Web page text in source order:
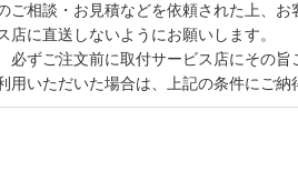
ご相談・お見積などを依頼された上、お
店に直送しないようにお願いします。
必ずご注文前に取付サービス店にその旨
用いただいた場合は、上記の条件にご納